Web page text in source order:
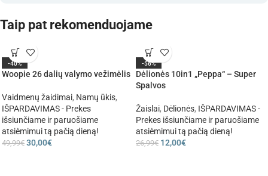
Taip pat rekomenduojame
-40%
Woopie 26 dalių valymo vežimėlis
Vaidmenų žaidimai, Namų ūkis,
IŠPARDAVIMAS - Prekes
išsiunčiame ir paruošiame
atsiėmimui tą pačią dieną!
49,99€ 30,00€
-56%
Dėlionės 10in1 „Peppa“ – Super
Spalvos
Žaislai, Dėlionės, IŠPARDAVIMAS -
Prekes išsiunčiame ir paruošiame
atsiėmimui tą pačią dieną!
26,99€ 12,00€